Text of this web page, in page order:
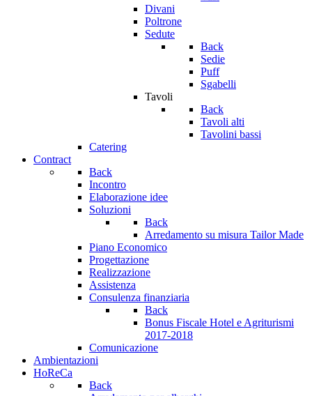
Divani
Poltrone
Sedute
Back
Sedie
Puff
Sgabelli
Tavoli
Back
Tavoli alti
Tavolini bassi
Catering
Contract
Back
Incontro
Elaborazione idee
Soluzioni
Back
Arredamento su misura Tailor Made
Piano Economico
Progettazione
Realizzazione
Assistenza
Consulenza finanziaria
Back
Bonus Fiscale Hotel e Agriturismi
2017-2018
Comunicazione
Ambientazioni
HoReCa
Back